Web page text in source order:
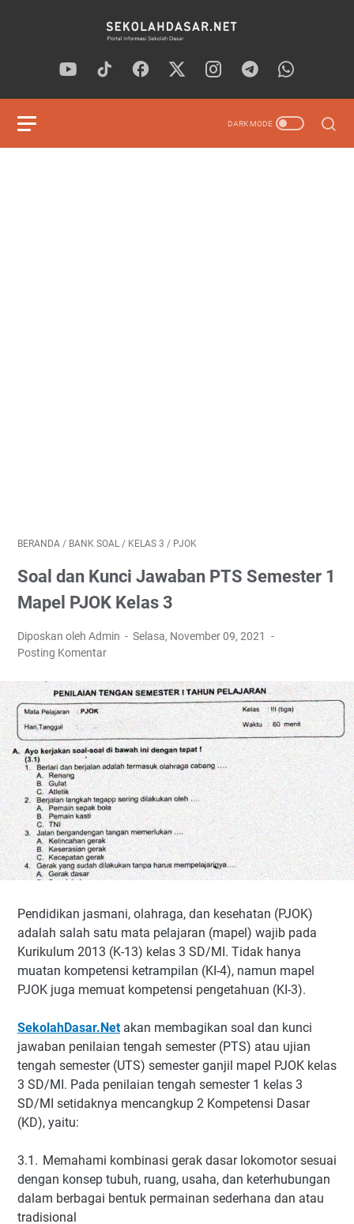
BERANDA / BANK SOAL / KELAS 3 / PJOK
Soal dan Kunci Jawaban PTS Semester 1
Mapel PJOK Kelas 3
Diposkan oleh Admin
Selasa, November 09, 2021
Posting Komentar
Pendidikan jasmani, olahraga, dan kesehatan (PJOK)
adalah salah satu mata pelajaran (mapel) wajib pada
Kurikulum 2013 (K-13) kelas 3 SD/MI. Tidak hanya
muatan kompetensi ketrampilan (KI-4), namun mapel
PJOK juga memuat kompetensi pengetahuan (KI-3).
SekolahDasar.Netakan membagikan soal dan kunci
jawaban penilaian tengah semester (PTS) atau ujian
tengah semester (UTS) semester ganjil mapel PJOK kelas
3 SD/MI. Pada penilaian tengah semester 1 kelas 3
SD/MI setidaknya mencangkup 2 Kompetensi Dasar
(KD), yaitu:
3.1. Memahami kombinasi gerak dasar lokomotor sesuai
dengan konsep tubuh, ruang, usaha, dan keterhubungan
dalam berbagai bentuk permainan sederhana dan atau
tradisional